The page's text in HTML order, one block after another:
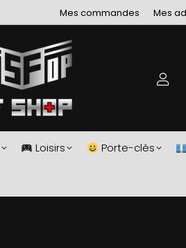
Mes commandes Mes
Loisirs Porte-clés